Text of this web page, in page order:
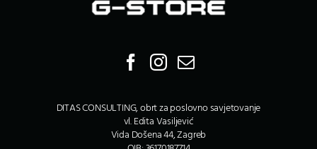
DITAS CONSULTING, obrt za poslovno savjetovanje
vl. Edita Vasiljević
Vida Došena 44, Zagreb